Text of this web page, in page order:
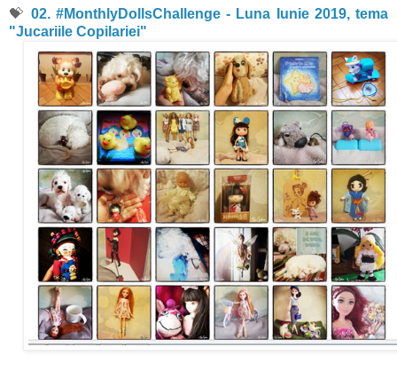
💝 02. #MonthlyDollsChallenge - Luna Iunie 2019, tema
"Jucariile Copilariei"